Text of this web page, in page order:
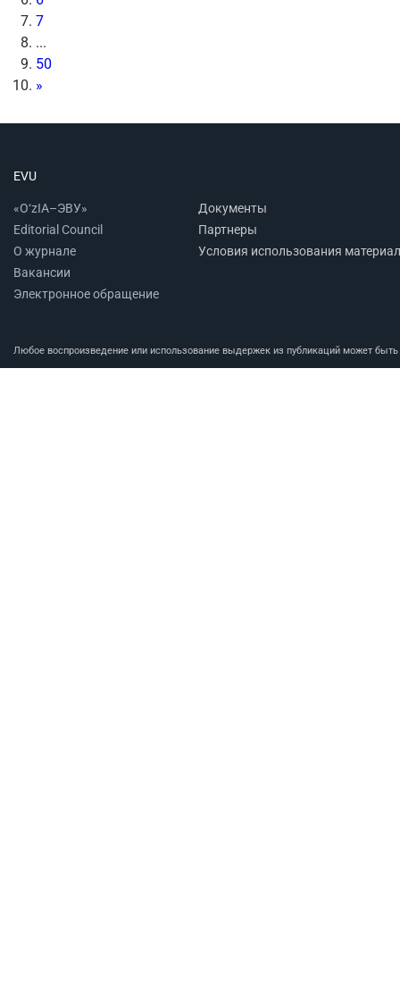
7
...
50
»
EVU
«O‘zIA–ЭВУ»
Editorial Council
О журнале
Вакансии
Электронное обращение
Документы
Партнеры
Условия использования
Любое воспроизведение или использование выдержек из публикаций может